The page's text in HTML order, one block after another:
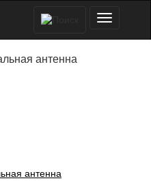
антенна